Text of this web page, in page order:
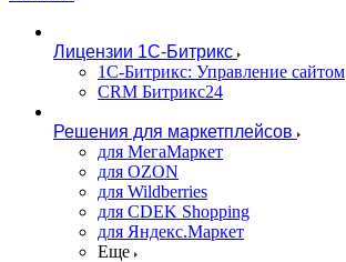
Лицензии 1С-Битрикс
1С-Битрикс: Управление сайтом
CRM Битрикс24
Решения для маркетплейсов
для МегаМаркет
для OZON
для Wildberries
для CDEK Shopping
для Яндекс.Маркет
Еще